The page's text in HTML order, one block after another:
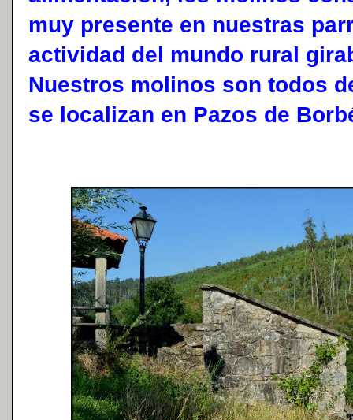
muy presente en nuestras
actividad del mundo rural
Nuestros molinos son todos
se localizan en Pazos de